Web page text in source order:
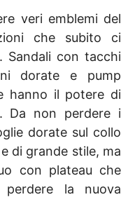
veri emblemi del
che subito ci
Sandali con tacchi
dorate e pump
hanno il potere di
Da non perdere i
dorate sul collo
di grande stile, ma
con plateau che
la nuova